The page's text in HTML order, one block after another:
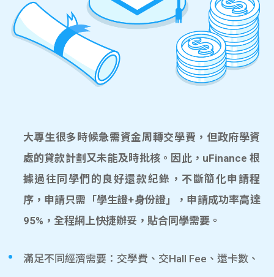
大專生很多時候急需資金周轉交學費，但政府學資
處的貸款計劃又未能及時批核。因此，uFinance 根
據過往同學們的良好還款紀錄，不斷簡化申請程
序，申請只需「學生證+身份證」，申請成功率高達
95%，全程網上快捷辦妥，貼合同學需要。
滿足不同經濟需要：交學費、交Hall Fee、還卡數、